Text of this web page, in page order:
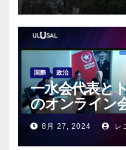
国際 政治
一水会代表と
のオンライン
る！
8月 27, 2024 レ